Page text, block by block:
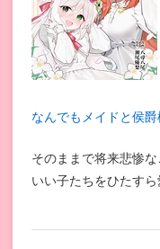
なんでもメイドと侯
そのままで将来悲惨
いい子たちをひたす